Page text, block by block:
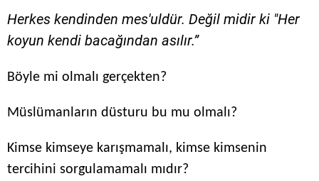
Herkes kendinden mes'uldür. Değil midir ki "Her
koyun kendi bacağından asılır.”
Böyle mi olmalı gerçekten?
Müslümanların düsturu bu mu olmalı?
Kimse kimseye karışmamalı, kimse kimsenin
tercihini sorgulamamalı mıdır?